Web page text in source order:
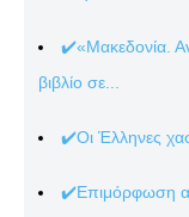
✔️«Μακεδονία.
βιβλίο σε...
✔️Οι Έλληνες
✔️Επιμόρφωση